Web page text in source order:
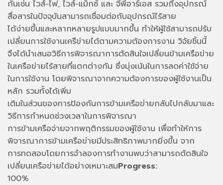
กันเช่น ไวส์-ไฟ, ไวส์-แม็กซ์ และ จีพีอาร์เอส รวมถึงอุปกรณ์
สื่อสารในปัจจุบันสามารถเชื่อมต่อกับอุปกรณ์ไร้สาย
ได้ง่ายขึ้นและหลากหลายรูปแบบมากขึ้น ทำให้ผู้ใช้สามารถปรับ
เปลี่ยนการใช้งานเครืข่ายได้ตามความต้องการงาน วิจัยชิ้นนี้
จึงได้นำเสนอวิธีการพิจารณาการตัดสินใจเปลี่ยนข้ามเครือข่าย
ในเครือข่ายไร้สายที่แตกต่างกัน ซึ่งมุ่งเน้นในการลดค่าใช้จ่าย
ในการใช้งาน โดยพิจารณาจากความต้องการของผู้ใช้งานเป็น
หลัก รวมทั้งได้เพิ่ม
เติมในส่วนของการป้องกันการข้ามเครือข่ายกลับไปกลับมาและ
วิธีการกำหนดช่วงเวลาในการพิจารณา
การข้ามเครือจ่ายจากพฤติกรรมของผู้ใช้งาน เพื่อทำให้การ
พิจารณาการข้ามเครือข่ายมีประสิทธิภาพมากยิ่งขึ้น จาก
การทดสอบโดยการจำลองการทำงานพบว่าสามารถตัดสินใจ
เปลี่ยนเครือข่ายได้อย่างเหมาะสมProgress:
100%